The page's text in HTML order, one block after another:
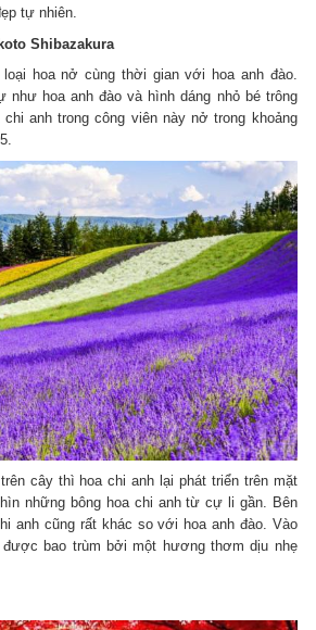
tự nhiên.
Shibazakura
hoa nở cùng thời gian với hoa anh đào.
như hoa anh đào và hình dáng nhỏ bé trông
anh trong công viên này nở trong khoảng
cây thì hoa chi anh lại phát triển trên mặt
những bông hoa chi anh từ cự li gần. Bên
anh cũng rất khác so với hoa anh đào. Vào
được bao trùm bởi một hương thơm dịu nhẹ